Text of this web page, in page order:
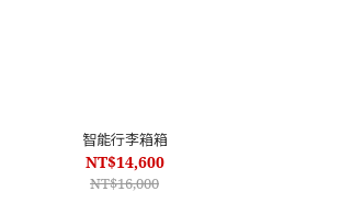
智能行李箱箱
NT$14,600
NT$16,000